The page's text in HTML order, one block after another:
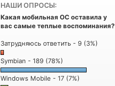
НАШИ ОПРОСЫ:
Какая мобильная ОС оставила у
вас самые теплые воспоминания?
Затрудняюсь ответить - 9 (3%)
Symbian - 189 (78%)
Windows Mobile - 17 (7%)